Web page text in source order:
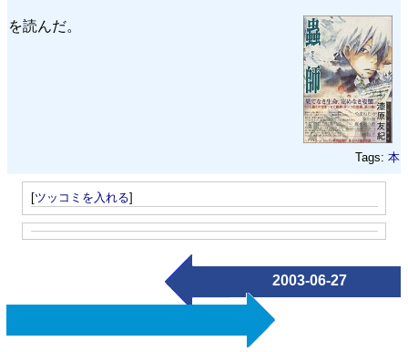
を読んだ。
Tags: 本
[ツッコミを入れる]
2003-06-27